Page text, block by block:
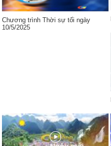
Chương trình Thời sự tối ngày
10/5/2025